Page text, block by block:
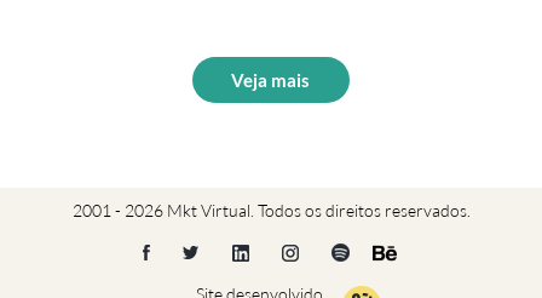
Veja mais
2001 - 2026 Mkt Virtual. Todos os direitos reservados.
Site desenvolvido